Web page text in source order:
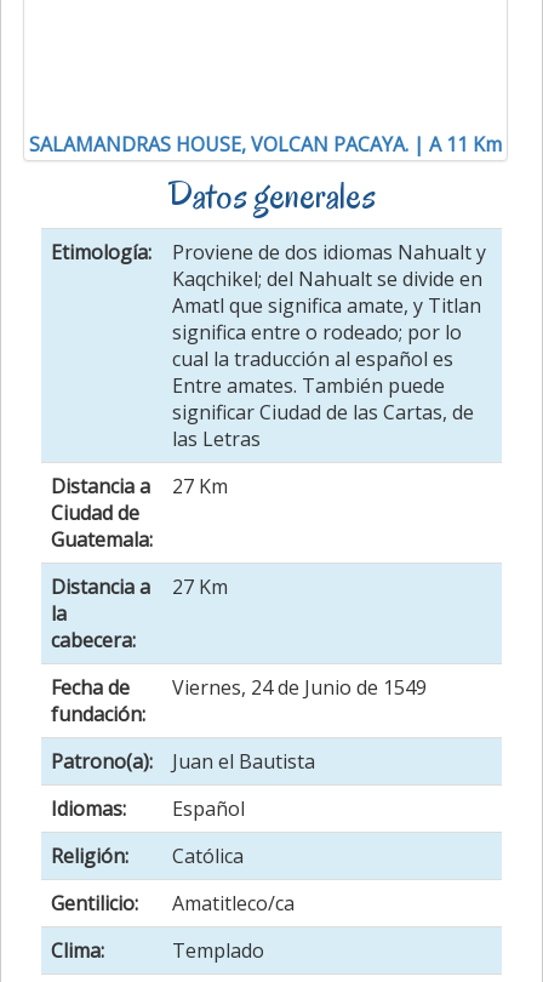
SALAMANDRAS HOUSE, VOLCAN PACAYA. | A 11 Km
Datos generales
Etimología:
Proviene de dos idiomas Nahualt y
Kaqchikel; del Nahualt se divide en
Amatl que significa amate, y Titlan
significa entre o rodeado; por lo
cual la traducción al español es
Entre amates. También puede
significar Ciudad de las Cartas, de
las Letras
Distancia a
Ciudad de
Guatemala:
27 Km
Distancia a
la
cabecera:
27 Km
Fecha de
fundación:
Viernes, 24 de Junio de 1549
Patrono(a):
Juan el Bautista
Idiomas:
Español
Religión:
Católica
Gentilicio:
Amatitleco/ca
Clima:
Templado